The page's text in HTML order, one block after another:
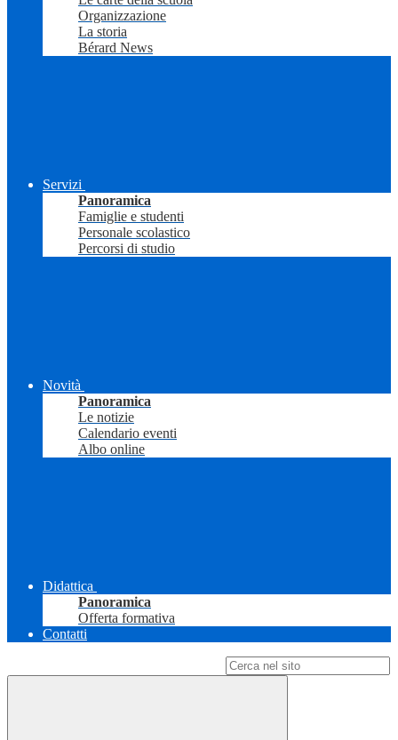
Organizzazione
La storia
Bérard News
Servizi
Panoramica
Famiglie e studenti
Personale scolastico
Percorsi di studio
Novità
Panoramica
Le notizie
Calendario eventi
Albo online
Didattica
Panoramica
Offerta formativa
Contatti